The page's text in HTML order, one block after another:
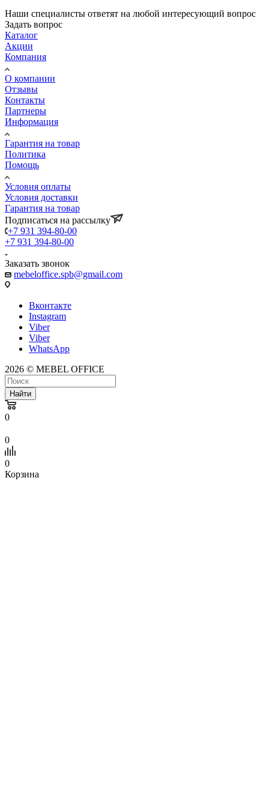
Наши специалисты ответят на любой интересующий вопрос
Задать вопрос
Каталог
Акции
Компания
О компании
Отзывы
Контакты
Партнеры
Информация
Гарантия на товар
Политика
Помощь
Условия оплаты
Условия доставки
Гарантия на товар
Подписаться на рассылку
+7 931 394-80-00
+7 931 394-80-00
Заказать звонок
mebeloffice.spb@gmail.com
Вконтакте
Instagram
Viber
Viber
WhatsApp
2026 © MEBEL OFFICE
Найти
0
0
0
Корзина